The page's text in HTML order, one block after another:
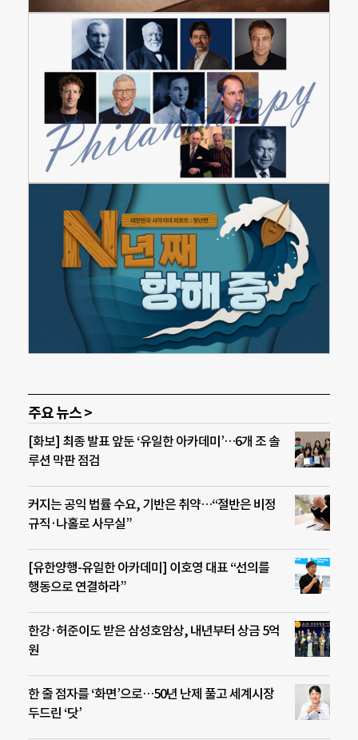
주요 뉴스 >
[화보] 최종 발표 앞둔 ‘유일한 아카데미’…6개 조 솔
루션 막판 점검
커지는 공익 법률 수요, 기반은 취약…“절반은 비정
규직·나홀로 사무실”
[유한양행-유일한 아카데미] 이호영 대표 “선의를
행동으로 연결하라”
한강·허준이도 받은 삼성호암상, 내년부터 상금 5억
원
한 줄 점자를 ‘화면’으로…50년 난제 풀고 세계시장
두드린 ‘닷’